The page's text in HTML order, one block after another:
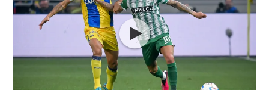
רץ ברשת
נבחרת ישראל
ליגה ספרדית
ליגה איטלקית
ליגה צרפתית
כדורסל נשים
מכבי תל אביב
יורוקאפ
טניס
כדוריד